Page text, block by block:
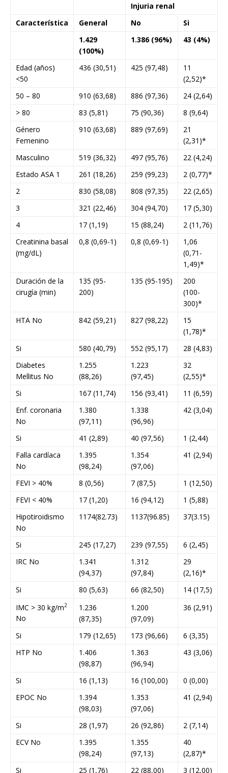
Injuria renal
Característica
General No
Si
1.429
(100%)
1.386 (96%) 43 (4%)
Edad (años)
<50
436 (30,51) 425 (97,48)
11
(2,52)*
50 – 80
910 (63,68) 886 (97,36)
24 (2,64)
> 80
83 (5,81) 75 (90,36)
8 (9,64)
Género
Femenino
910 (63,68) 889 (97,69)
21
(2,31)*
Masculino
519 (36,32) 497 (95,76)
22 (4,24)
Estado ASA 1
261 (18,26) 259 (99,23)
2 (0,77)*
2
830 (58,08) 808 (97,35)
22 (2,65)
3
321 (22,46) 304 (94,70)
17 (5,30)
4
17 (1,19) 15 (88,24)
2 (11,76)
Creatinina basal
(mg/dL)
0,8 (0,69-1) 0,8 (0,69-1)
1,06
(0,71-
1,49)*
Duración de la
cirugía (min)
135 (95-
200)
135 (95-195)
200
(100-
300)*
HTA No
842 (59,21) 827 (98,22)
15
(1,78)*
Si
580 (40,79) 552 (95,17)
28 (4,83)
Diabetes
Mellitus No
1.255
(88,26)
1.223
(97,45)
32
(2,55)*
Si
167 (11,74) 156 (93,41)
11 (6,59)
Enf. coronaria
No
1.380
(97,11)
1.338
(96,96)
42 (3,04)
Si 41 (2,89) 40 (97,56)
1 (2,44)
Falla cardíaca
No
1.395
(98,24)
1.354
(97,06)
41 (2,94)
FEVI > 40% 8 (0,56) 7 (87,5)
1 (12,50)
FEVI < 40%
17 (1,20) 16 (94,12)
1 (5,88)
Hipotiroidismo
No
1174(82.73) 1137(96.85) 37(3.15)
Si 245 (17,27) 239 (97,55)
6 (2,45)
IRC No
1.341
(94,37)
1.312
(97,84)
29
(2,16)*
Si
80 (5,63) 66 (82,50)
14 (17,5)
IMC > 30 kg/m2
No
1.236
(87,35)
1.200
(97,09)
36 (2,91)
Si 179 (12,65) 173 (96,66)
6 (3,35)
HTP No
1.406
(98,87)
1.363
(96,94)
43 (3,06)
Si 16 (1,13) 16 (100,00)
0 (0,00)
EPOC No
1.394
(98,03)
1.353
(97,06)
41 (2,94)
Si 28 (1,97) 26 (92,86)
2 (7,14)
ECV No
1.395
(98,24)
1.355
(97,13)
40
(2,87)*
Si
25 (1,76) 22 (88,00) 3 (12,00)